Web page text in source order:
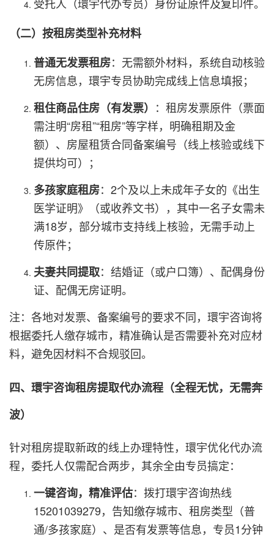
受托人（環宇代办专员）身份证原件及复印件。
（二）按租房类型补充材料
普通无发票租房：无需额外材料，系统自动核验
无房信息，環宇专员协助完成线上信息填报；
租住商品住房（有发票） ：租房发票原件（票面
需注明“房租”“租房”等字样，明确租期及金
额）、房屋租赁合同备案编号（线上核验或线下
提供均可）；
多孩家庭租房：2个及以上未成年子女的《出生
医学证明》（或收养文书），其中一名子女需未
满18岁，部分城市支持线上核验，无需手动上
传原件；
夫妻共同提取：结婚证（或户口簿）、配偶身份
证、配偶无房证明。
注：各地对发票、备案编号的要求不同，環宇咨询将
根据委托人缴存城市，精准确认是否需要补充对应材
料，避免因材料不合规驳回。
四、環宇咨询租房提取代办流程（全程无忧，无需奔
波）
针对租房提取新政的线上办理特性，環宇优化代办流
程，委托人仅需配合两步，其余全由专员搞定：
一键咨询，精准评估：拨打環宇咨询热线
15201039279，告知缴存城市、租房类型（普
通/多孩家庭）、是否有发票等信息，专员1分钟